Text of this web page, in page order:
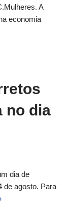
A
economia
no dia
dia de
de agosto. Para